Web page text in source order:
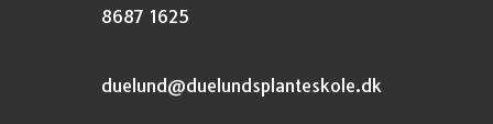
8687 1625
duelund@duelundsplanteskole.dk